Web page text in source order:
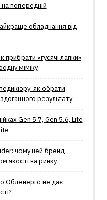
попередній
обладнання від
прибрати «гусячі лапки»
міміку
як обрати
результату
Gen 5.7, Gen 5.6, Lite
чому цей бренд
якості на ринку
Обленерго не дає